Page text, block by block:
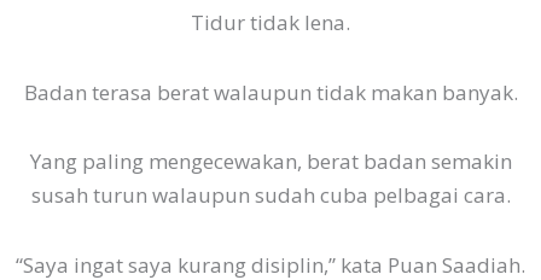
Tidur tidak lena.
Badan terasa berat walaupun tidak makan banyak.
Yang paling mengecewakan, berat badan semakin
susah turun walaupun sudah cuba pelbagai cara.
“Saya ingat saya kurang disiplin,” kata Puan Saadiah.